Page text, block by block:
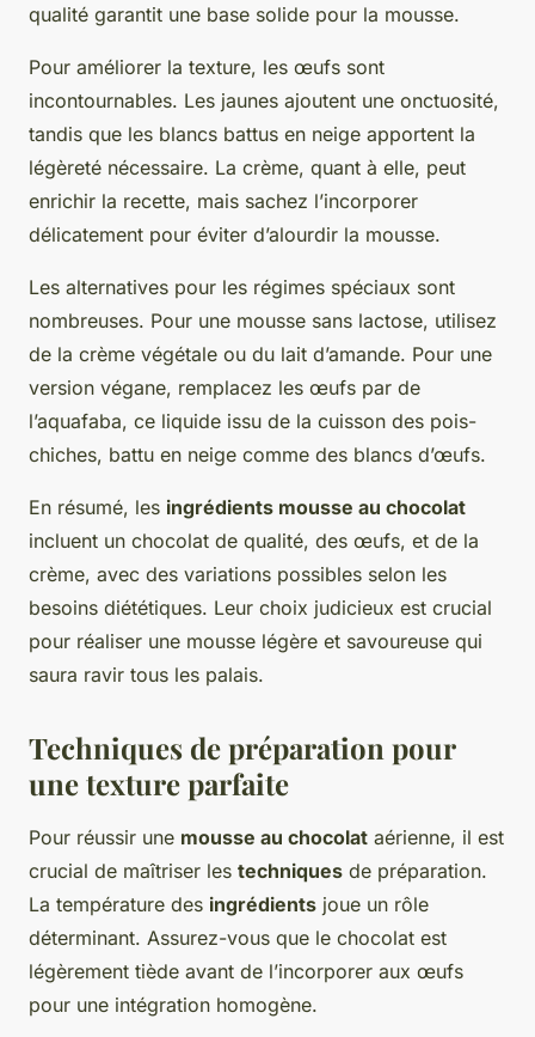
qualité garantit une base solide pour la mousse.
Pour améliorer la texture, les œufs sont
incontournables. Les jaunes ajoutent une onctuosité,
tandis que les blancs battus en neige apportent la
légèreté nécessaire. La crème, quant à elle, peut
enrichir la recette, mais sachez l’incorporer
délicatement pour éviter d’alourdir la mousse.
Les alternatives pour les régimes spéciaux sont
nombreuses. Pour une mousse sans lactose, utilisez
de la crème végétale ou du lait d’amande. Pour une
version végane, remplacez les œufs par de
l’aquafaba, ce liquide issu de la cuisson des pois-
chiches, battu en neige comme des blancs d’œufs.
En résumé, les ingrédients mousse au chocolat
incluent un chocolat de qualité, des œufs, et de la
crème, avec des variations possibles selon les
besoins diététiques. Leur choix judicieux est crucial
pour réaliser une mousse légère et savoureuse qui
saura ravir tous les palais.
Techniques de préparation pour
une texture parfaite
Pour réussir une mousse au chocolat aérienne, il est
crucial de maîtriser les techniques de préparation.
La température des ingrédients joue un rôle
déterminant. Assurez-vous que le chocolat est
légèrement tiède avant de l’incorporer aux œufs
pour une intégration homogène.